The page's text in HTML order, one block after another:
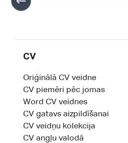
CV
Oriģinālā CV veidne
CV piemēri pēc jomas
Word CV veidnes
CV gatavs aizpildīšanai
CV veidņu kolekcija
CV angļu valodā